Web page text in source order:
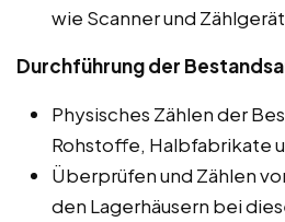
wie Scanner und
Durchführung der
Physisches Zählen der
Rohstoffe, Halbfabrikate
Überprüfen und Zählen
den Lagerhäusern bei